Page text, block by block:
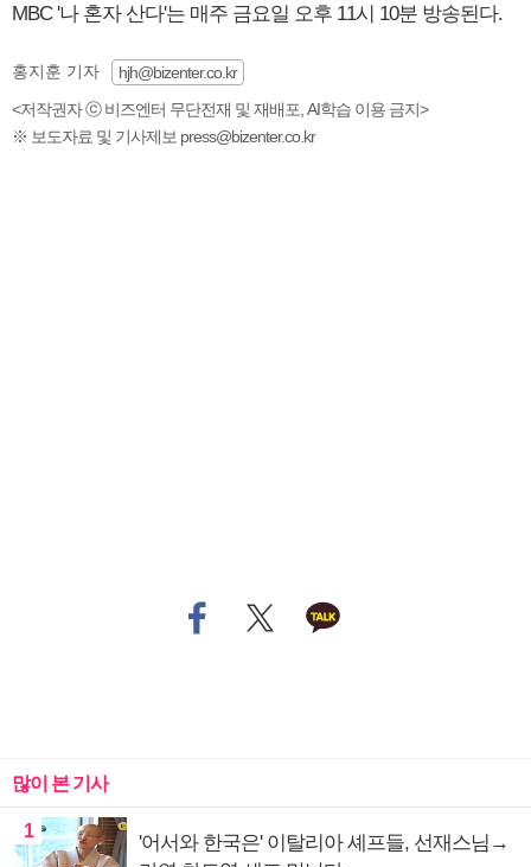
MBC '나 혼자 산다'는 매주 금요일 오후 11시 10분 방송된다.
홍지훈 기자
hjh@bizenter.co.kr
<저작권자 ⓒ 비즈엔터 무단전재 및 재배포, AI학습 이용 금지>
※ 보도자료 및 기사제보 press@bizenter.co.kr
많이 본 기사
1
'어서와 한국은' 이탈리아 셰프들, 선재스님→